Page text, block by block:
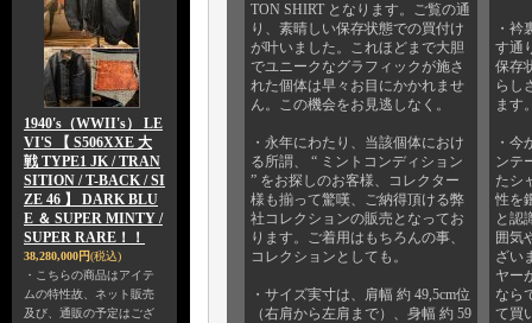
1940's（WWII's） LE
VI'S 【 S506XXE 大
戦 TYPE1 JK / TRAN
SITION / T-BACK / SI
ZE 46 】 DARK BLU
E ＆ SUPER MINTY /
SUPER RARE！！
38,280,000円(税込)
・こちらの商品はアイテ
ムの特性故、ネット販売
及び、通販の予定はござ
TON SHIRT となります。ご覧の通
り、素晴しい保存状態での買付け
が叶いました。これほどまで大胆
でユニークなグラフィックが施さ
れた個体は早々お目にかかれませ
ん。この機会をお見逃しなく。
・永年にわたり、当該個体におけ
る所謂、 “ ミントコンディション
” をお探しのお客様、コレクター
様も揃って驚嘆、ご納得頂ける弊
社コレクションの販売となってお
ります。ご着用はもちろんの事、
コレクションとしても。
・サイズ実寸は、肩幅 約 49,5cm位
（右肩から左肩まで）、身幅 約 59
・衿
す通
保存
らし
ます
・今
ンテ
たシ
性を
と認
囲気
ざい
ヤー
なら
て買